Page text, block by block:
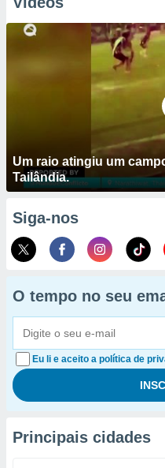
Um raio atingiu um
Tailândia.
Siga-nos
O tempo no seu
Eu li e aceito a política de
Principais cidades